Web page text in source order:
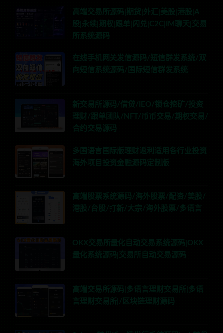
高端交易所源码|期货|外汇|美股|港股|A
股|永续|期权|跟单|闪兑|C2C|IM聊天|交易
所系统源码
在线手机网关发信源码/短信群发系统/双
向短信系统源码/国际短信群发系统
新交易所源码/借贷/IEO/锁仓挖矿/投资
理财/跟单团队/NFT/币币交易/期权交易/
合约交易源码
多国语言国际版理财返利适用各行业投资
海外项目投资金融源码定制版
高端股票系统源码/海外股票/配资/美股/
港股/台股/打新/大宗/海外股票/多语言
OKX交易所量化自动交易系统源码|OKX
量化系统源码|交易所自动交易源码
高端交易所源码|多语言理财交易所|多语
言理财交易所|/区块链理财源码